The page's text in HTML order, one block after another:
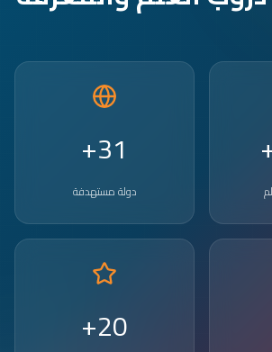
31+
دولة مستهدفة
20+